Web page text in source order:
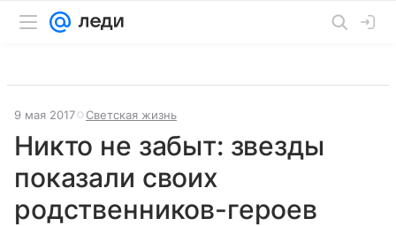
9 мая 2017 Светская жизнь
Никто не забыт: звезды
показали своих
родственников-героев